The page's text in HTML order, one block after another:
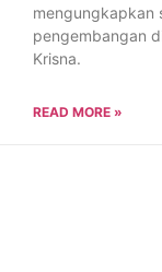
mengungkapkan
pengembangan
Krisna.
READ MORE »